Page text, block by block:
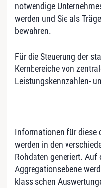
notwendige
werden und Sie als
bewahren.
Für die Steuerung der
Kernbereiche von
Leistungskennzahlen-
Informationen für diese
werden in den
Rohdaten generiert. Auf
Aggregationsebene
klassischen